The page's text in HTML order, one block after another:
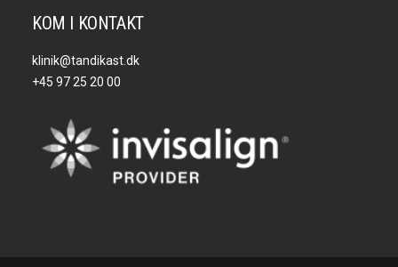
KOM I KONTAKT
klinik@tandikast.dk
+45 97 25 20 00